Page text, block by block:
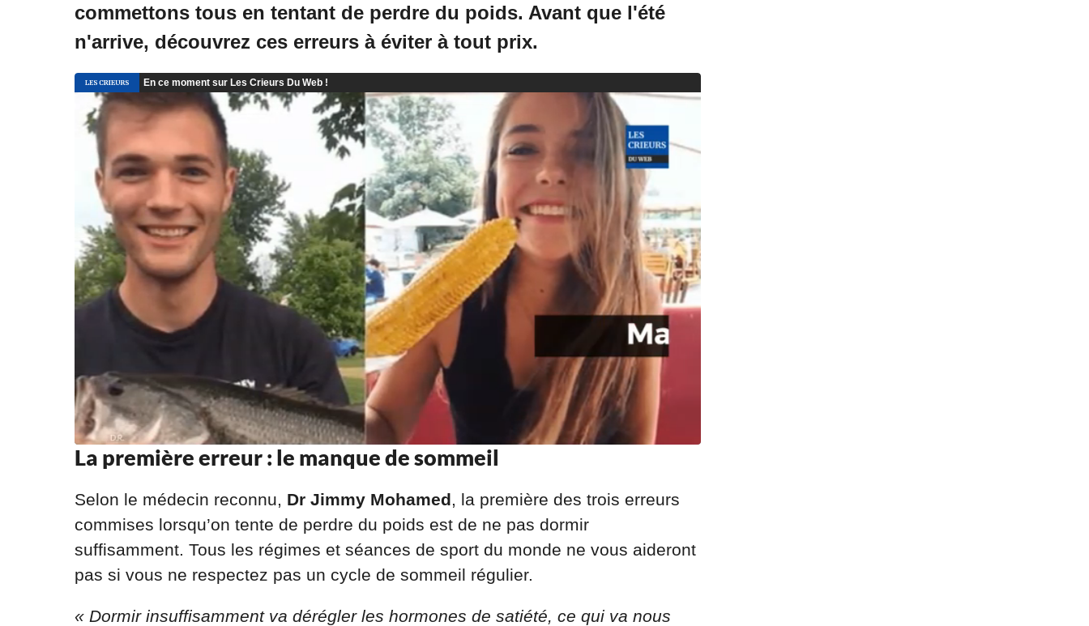
0
2
4
à
4
5
commettons tous en tentant de perdre du poids. Avant que l'été
n'arrive, découvrez ces erreurs à éviter à tout prix.
La première erreur : le manque de sommeil
Selon le médecin reconnu, Dr Jimmy Mohamed , la première des trois erreurs
commises lorsqu’on tente de perdre du poids est de ne pas dormir
suffisamment. Tous les régimes et séances de sport du monde ne vous aideront
pas si vous ne respectez pas un cycle de sommeil régulier.
« Dormir insuffisamment va dérégler les hormones de satiété, ce qui va nous